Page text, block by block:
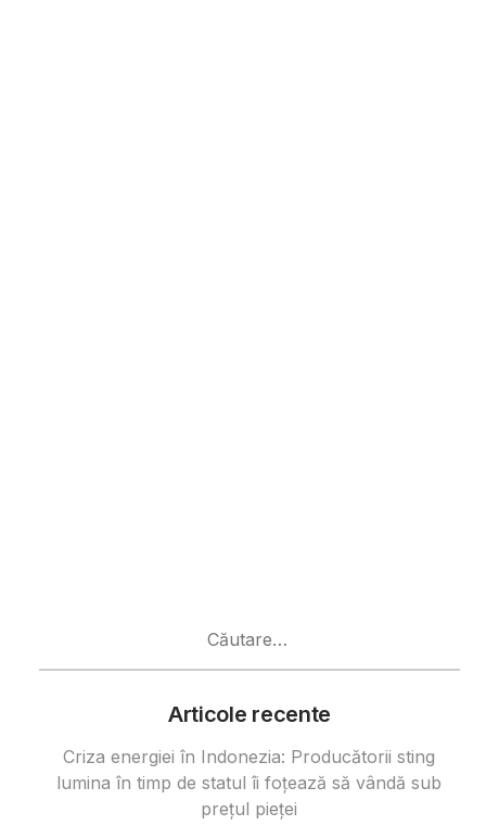
Articole recente
Criza energiei în Indonezia: Producătorii sting
lumina în timp de statul îi foțează să vândă sub
prețul pieței